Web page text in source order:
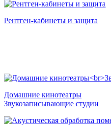
Рентген-кабинеты и защита
Домашние кинотеатры
Звукозаписывающие студии